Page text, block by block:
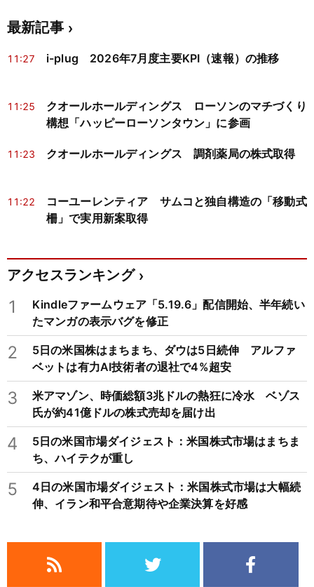
最新記事
11:27 i-plug 2026年7月度主要KPI（速報）の推移
11:25
クオールホールディングス ローソンのマチづくり
構想「ハッピーローソンタウン」に参画
11:23 クオールホールディングス 調剤薬局の株式取得
11:22
コーユーレンティア サムコと独自構造の「移動式
柵」で実用新案取得
アクセスランキング
1
Kindleファームウェア「5.19.6」配信開始、半年続い
たマンガの表示バグを修正
2
5日の米国株はまちまち、ダウは5日続伸 アルファ
ベットは有力AI技術者の退社で4%超安
3
米アマゾン、時価総額3兆ドルの熱狂に冷水 ベゾス
氏が約41億ドルの株式売却を届け出
4
5日の米国市場ダイジェスト：米国株式市場はまちま
ち、ハイテクが重し
5
4日の米国市場ダイジェスト：米国株式市場は大幅続
伸、イラン和平合意期待や企業決算を好感